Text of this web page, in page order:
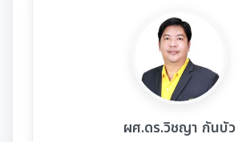
ผศ.ดร.วิชญา กันบัว